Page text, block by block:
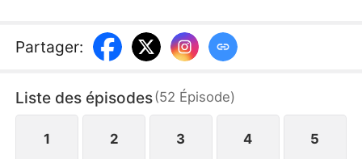
alors que son label lui impose Cyril Brizard, le bad
boy le plus controversé du moment, censé redorer
lui qu'elle trouvera la force de se battre, de
s'affranchir et de reprendre le contrôle de sa
destinée.
Partager:
Liste des épisodes(52 Épisode)
1 2 3 4 5